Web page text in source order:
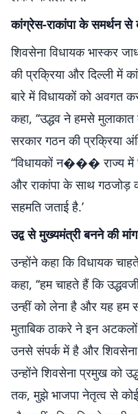
कांग्रेस-राकांपा के समर्थन से
शिवसेना विधायक भास्कर
की प्रक्रिया और दिल्ली में
बारे में विधायकों को अवगत
कहा, ‘‘उद्धव ने हमसे
सरकार गठन की प्रक्रिया
‘‘विधायकों न��� राज्य
और राकांपा के साथ गठजोड़
सहमति जताई है.’
उद्व से मुख्यमंत्री बनने की मांग
उन्होंने कहा कि विधायक
कहा, ‘‘हम चाहते हैं कि
उन्हीं को लेना है और यह हम
मुताबिक ठाकरे ने इन अटकलों
उनसे संपर्क में है और
उन्होंने शिवसेना प्रमुख को
तक, मुझे भाजपा नेतृत्व से